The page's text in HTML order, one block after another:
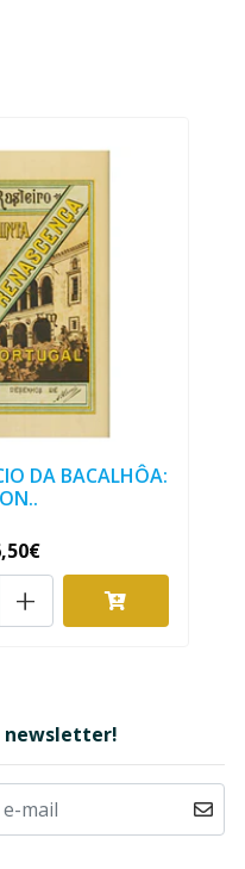
DA BACALHÔA:
+
newsletter!